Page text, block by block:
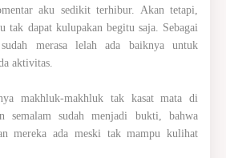
aku sedikit terhibur. Akan tetapi,
tak dapat kulupakan begitu saja. Sebagai
merasa lelah ada baiknya untuk
aktivitas.
makhluk-makhluk tak kasat mata di
semalam sudah menjadi bukti, bahwa
mereka ada meski tak mampu kulihat